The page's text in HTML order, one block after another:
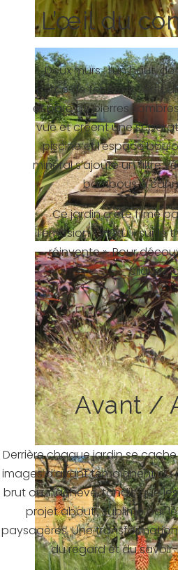
L’œil du
Deux murs : l’un haut,
percé de fenêtres
et paré de pierres
vue et créent une
piscine et l’espace
minéral s’ajoute un filtre
bambous à
Ce jardin a été filmé
l’émission « InSitu » sur le
réinvente ». Pour
cliquez
Avant /
Derrière chaque jardin se
images d’avant témoignent
brut ou inachevé, tandis que
projet abouti, sublimé par
paysagères. Une
du regard et du savoir-